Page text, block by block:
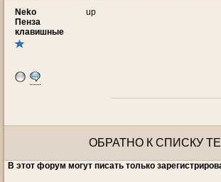
Neko
Пенза
клавишные
up
ОБРАТНО К СПИСКУ
В этот форум могут писать только